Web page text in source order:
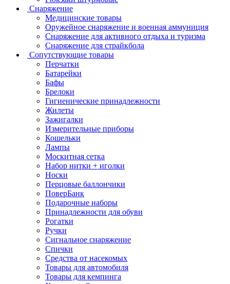
Снаряжение
Медицинские товары
Оружейное снаряжение и военная аммуниция
Снаряжение для активного отдыха и туризма
Снаряжение для страйкбола
Сопутствующие товары
Перчатки
Батарейки
Бафы
Брелоки
Гигиенические принадлежности
Жилеты
Зажигалки
Измерительные приборы
Кошельки
Лампы
Москитная сетка
Набор нитки + иголки
Носки
Перцовые баллончики
ПоверБанк
Подарочные наборы
Принадлежности для обуви
Рогатки
Ручки
Сигнальное снаряжение
Спички
Средства от насекомых
Товары для автомобиля
Товары для кемпинга